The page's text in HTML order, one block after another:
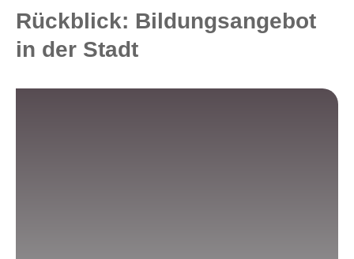
Rückblick: Bildungsangebot
in der Stadt